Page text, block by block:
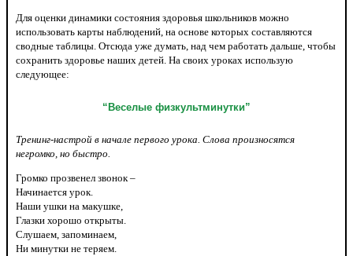
Для оценки динамики состояния здоровья школьников можно
использовать карты наблюдений, на основе которых составляются
сводные таблицы. Отсюда уже думать, над чем работать дальше, чтобы
сохранить здоровье наших детей. На своих уроках использую
следующее:
“Веселые физкультминутки”
Тренинг-настрой в начале первого урока. Слова произносятся
негромко, но быстро.
Громко прозвенел звонок –
Начинается урок.
Наши ушки на макушке,
Глазки хорошо открыты.
Слушаем, запоминаем,
Ни минутки не теряем.